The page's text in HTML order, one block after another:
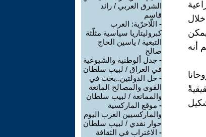
أنه
الشرق العربي / رائد
قاسم
- اللّاحرّية: العرب
كبروليتاريا سياسية مثلّثة
التبعية / ياسين الحاج
صالح
- جدل ألوطنية والشيوعية
في العراق / لبيب سلطان
- حل الدولتين..بحث في
القوى والمصالح المانعة
والممانعة / لبيب سلطان
- موقع الماركسية
والماركسيين العرب اليوم
حوار نقدي / لبيب سلطان
- الاغتراب في الثقافة